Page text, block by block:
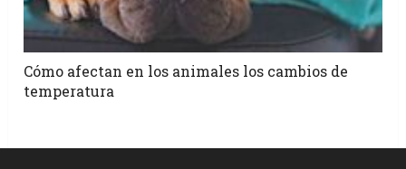
Cómo afectan en los animales los cambios de
temperatura